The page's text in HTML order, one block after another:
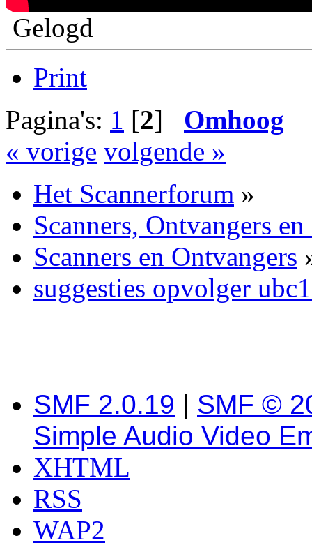
Gelogd
Print
Pagina's: 1 [2] Omhoog
« vorige volgende »
Het Scannerforum »
Scanners, Ontvangers
Scanners en Ontvangers
suggesties opvolger
SMF 2.0.19 | SMF ©
Simple Audio Video
XHTML
RSS
WAP2